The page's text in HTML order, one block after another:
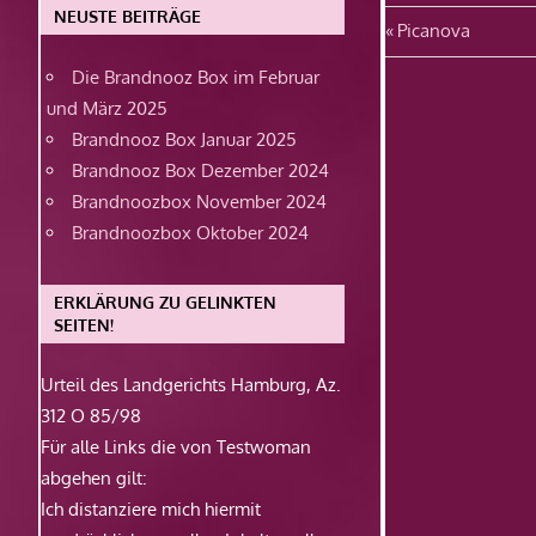
Vorheriger
Beitrag:
Picanova
NEUSTE BEITRÄGE
Die Brandnooz Box im Februar
und März 2025
Brandnooz Box Januar 2025
Brandnooz Box Dezember 2024
Brandnoozbox November 2024
Brandnoozbox Oktober 2024
ERKLÄRUNG ZU GELINKTEN
SEITEN!
Urteil des Landgerichts Hamburg, Az.
312 O 85/98
Für alle Links die von Testwoman
abgehen gilt:
Ich distanziere mich hiermit